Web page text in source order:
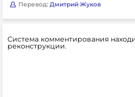
Перевод: Дмитрий Жуков
Система комментирования
реконструкции.